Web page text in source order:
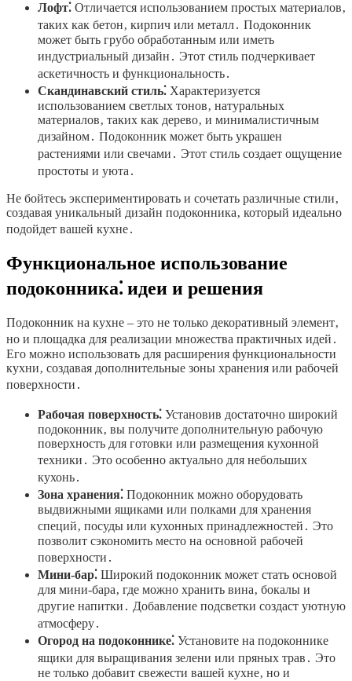
Лофт⁚ Отличается использованием простых материалов‚
таких как бетон‚ кирпич или металл․ Подоконник
может быть грубо обработанным или иметь
индустриальный дизайн․ Этот стиль подчеркивает
аскетичность и функциональность․
Скандинавский стиль⁚ Характеризуется
использованием светлых тонов‚ натуральных
материалов‚ таких как дерево‚ и минималистичным
дизайном․ Подоконник может быть украшен
растениями или свечами․ Этот стиль создает ощущение
простоты и уюта․
Не бойтесь экспериментировать и сочетать различные стили‚
создавая уникальный дизайн подоконника‚ который идеально
подойдет вашей кухне․
Функциональное использование
подоконника⁚ идеи и решения
Подоконник на кухне – это не только декоративный элемент‚
но и площадка для реализации множества практичных идей․
Его можно использовать для расширения функциональности
кухни‚ создавая дополнительные зоны хранения или рабочей
поверхности․
Рабочая поверхность⁚ Установив достаточно широкий
подоконник‚ вы получите дополнительную рабочую
поверхность для готовки или размещения кухонной
техники․ Это особенно актуально для небольших
кухонь․
Зона хранения⁚ Подоконник можно оборудовать
выдвижными ящиками или полками для хранения
специй‚ посуды или кухонных принадлежностей․ Это
позволит сэкономить место на основной рабочей
поверхности․
Мини-бар⁚ Широкий подоконник может стать основой
для мини-бара‚ где можно хранить вина‚ бокалы и
другие напитки․ Добавление подсветки создаст уютную
атмосферу․
Огород на подоконнике⁚ Установите на подоконнике
ящики для выращивания зелени или пряных трав․ Это
не только добавит свежести вашей кухне‚ но и